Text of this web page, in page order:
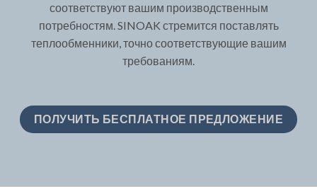
соответствуют вашим производственным
потребностям. SINOAK стремится поставлять
теплообменники, точно соответствующие вашим
требованиям.
ПОЛУЧИТЬ БЕСПЛАТНОЕ ПРЕДЛОЖЕНИЕ